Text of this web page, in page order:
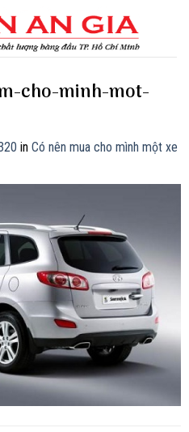
cho-minh-mot-
in Có nên mua cho mình một xe